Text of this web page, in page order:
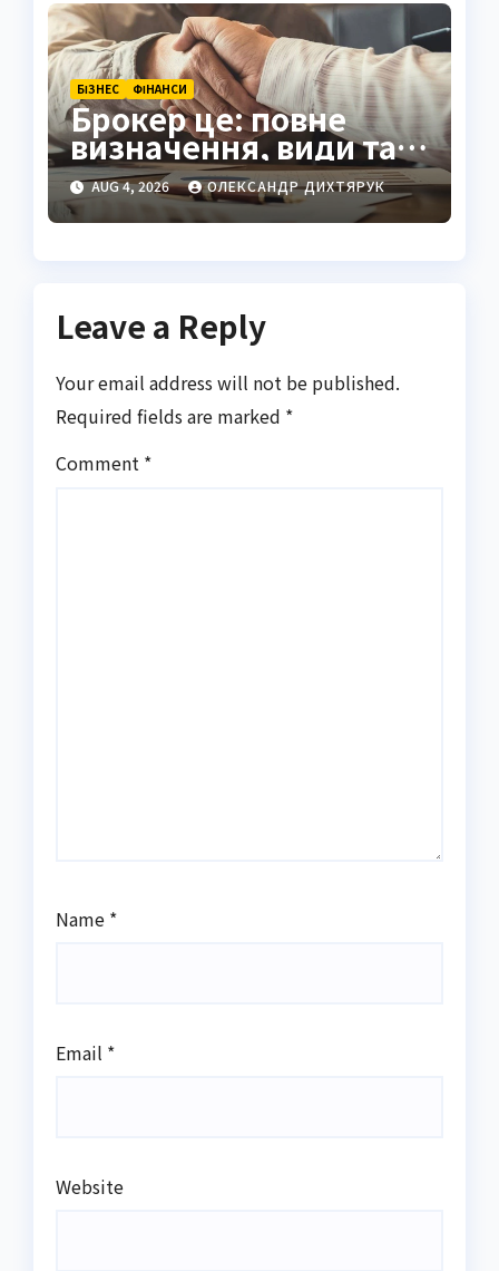
БІЗНЕС ФІНАНСИ
Брокер це: повне
визначення, види та
як обрати надійного
посередника
AUG 4, 2026 ОЛЕКСАНДР ДИХТЯРУК
Leave a Reply
Your email address will not be published.
Required fields are marked *
Comment *
Name *
Email *
Website